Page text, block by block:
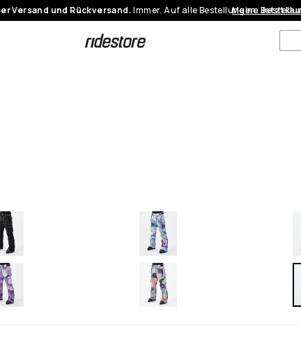
Versand und Rückversand.Immer. Auf alle Bestellungen. Jetzt
Meine